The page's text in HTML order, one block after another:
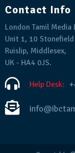
Contact Info
London Tamil Media
Unit 1, 10 Stonefield
Ruislip, Middlesex,
UK - HA4 0JS.
Help Desk: